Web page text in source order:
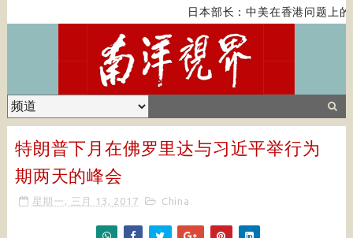
日本部长：中美在香港问题上的
特朗普下月在佛罗里达与习近平举行为
期两天的峰会
星期一, 三月 13, 2017 China